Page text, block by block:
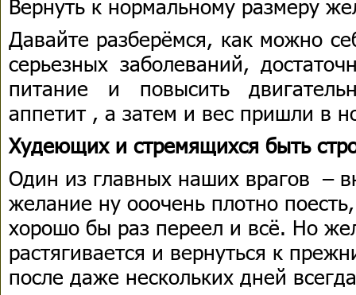
Вернуть к нормальному размеру
Давайте разберёмся, как можно
серьезных заболеваний,
питание и повысить
аппетит , а затем и вес пришли в
Худеющих и стремящихся быть
Один из главных наших врагов –
желание ну ооочень плотно
хорошо бы раз переел и всё. Но
растягивается и вернуться к
после даже нескольких дней